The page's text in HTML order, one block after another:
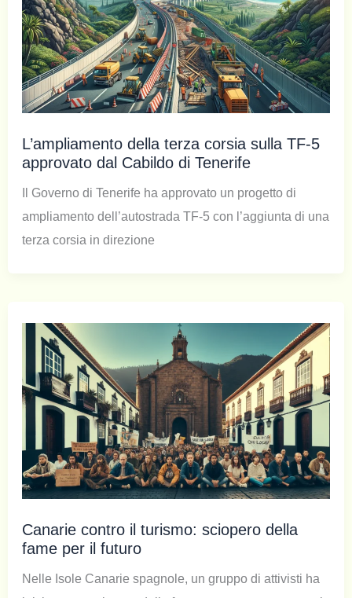
L’ampliamento della terza corsia sulla TF-5
approvato dal Cabildo di Tenerife
Il Governo di Tenerife ha approvato un progetto di
ampliamento dell’autostrada TF-5 con l’aggiunta di una
terza corsia in direzione
Canarie contro il turismo: sciopero della
fame per il futuro
Nelle Isole Canarie spagnole, un gruppo di attivisti ha